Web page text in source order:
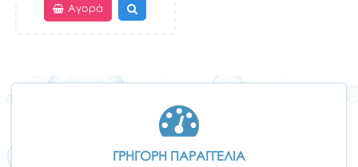
Αγορά
ΓΡΗΓΟΡΗ ΠΑΡΑΓΓΕΛΙΑ